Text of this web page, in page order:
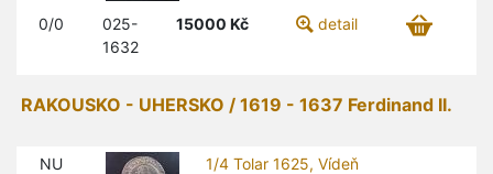
0/0
025-
1632
15000 Kč detail
RAKOUSKO - UHERSKO / 1619 - 1637 Ferdinand II.
NU
1/4 Tolar 1625, Vídeň